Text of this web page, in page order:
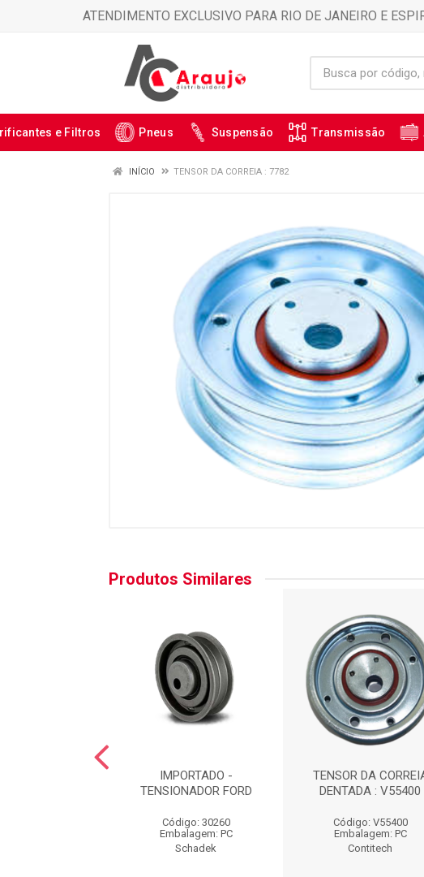
ATENDIMENTO EXCLUSIVO PARA RIO DE JANEIRO E
e Filtros Pneus Suspensão Transmissão
INÍCIO TENSOR DA CORREIA : 7782
Produtos Similares
IMPORTADO -
TENSIONADOR FORD
Código: 30260
Embalagem: PC
Schadek
TENSOR DA
DENTADA : V55400
Código: V55400
Embalagem: PC
Contitech